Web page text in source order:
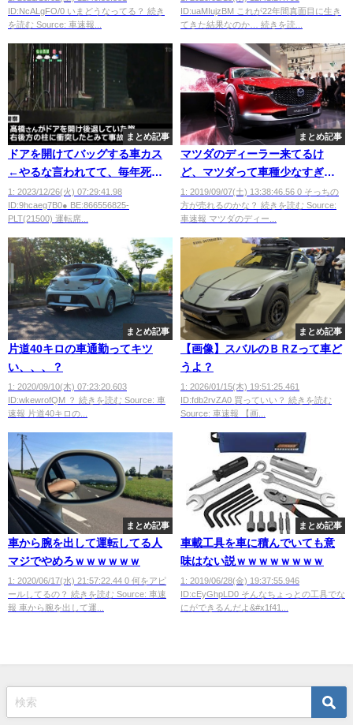
ID:NcALgFO/0 いまどうなってる？ 続き
を読む Source: 車速報...
ID:uaMIujzBM これが22年間真面目に生き
てきた結果なのか… 続きを読...
まとめ記事
ドアを開けてバッグする車カス
←やるな言われてて、毎年死亡
事故が発生してるけど学習しな
いよね
1: 2023/12/26(火) 07:29:41.98
ID:9hcaeg7B0● BE:866556825-
PLT(21500) 運転席...
まとめ記事
マツダのディーラー来てるけ
ど、マツダって車種少なすぎへ
ん？ｗｗｗｗ
1: 2019/09/07(土) 13:38:46.56 0 そっちの
方が売れるのかな？ 続きを読む Source:
車速報 マツダのディー...
まとめ記事
片道40キロの車通勤ってキツ
い、、、？
1: 2020/09/10(木) 07:23:20.603
ID:wkewrofQM ？ 続きを読む Source: 車
速報 片道40キロの...
まとめ記事
【画像】スバルのＢＲZって車ど
うよ？
1: 2026/01/15(木) 19:51:25.461
ID:fdb2rvZA0 買っていい？ 続きを読む
Source: 車速報 【画...
まとめ記事
車から腕を出して運転してる人
マジでやめろｗｗｗｗｗｗ
1: 2020/06/17(水) 21:57:22.44 0 何をアピ
ールしてるの？ 続きを読む Source: 車速
報 車から腕を出して運...
まとめ記事
車載工具を車に積んでいても意
味はない説ｗｗｗｗｗｗｗｗ
1: 2019/06/28(金) 19:37:55.946
ID:cEyGhpLD0 そんなちょっとの工具でな
にができるんだよ&#x1f41...